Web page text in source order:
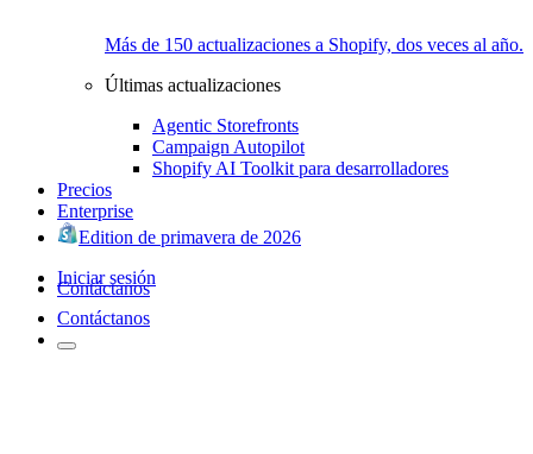
Más de 150 actualizaciones a Shopify, dos veces al año.
Últimas actualizaciones
Agentic Storefronts
Campaign Autopilot
Shopify AI Toolkit para desarrolladores
Precios
Enterprise
Edition de primavera de 2026
Iniciar sesión
Contáctanos
Contáctanos